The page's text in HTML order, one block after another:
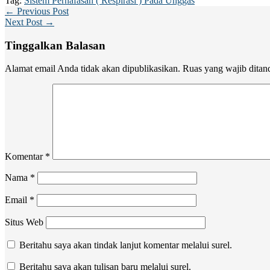
← Previous Post
Next Post →
Tinggalkan Balasan
Alamat email Anda tidak akan dipublikasikan. Ruas yang wajib
Komentar *
Nama *
Email *
Situs Web
Beritahu saya akan tindak lanjut komentar melalui surel.
Beritahu saya akan tulisan baru melalui surel.